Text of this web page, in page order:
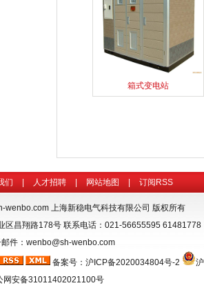
箱式变电站
们 人才招聘 网站地图 订阅RSS
wenbo.com 上海新稳电气科技有限公司 版权所有
区昌翔路178号 联系电话：021-56655595 61481778
件：wenbo@sh-wenbo.com
备案号： 沪ICP备2020034804号-2
沪
网安备31011402021100号